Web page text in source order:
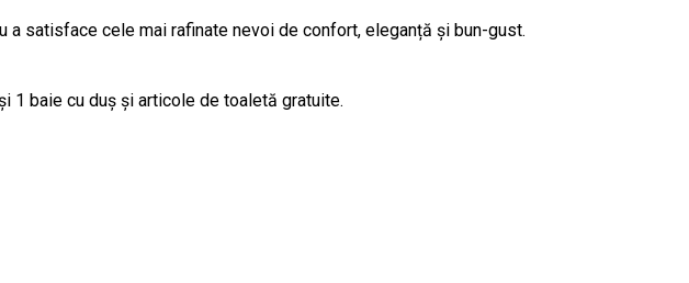
satisface cele mai rafinate nevoi de confort, eleganță și bun-gust.
1 baie cu duș și articole de toaletă gratuite.